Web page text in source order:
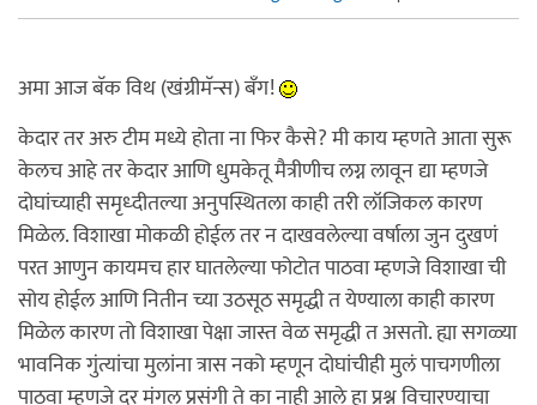
अमा आज बॅक विथ (खंग्रीमॅन्स) बॅंग!
केदार तर अरु टीम मध्ये होता ना फिर कैसे? मी काय म्हणते आता सुरू
केलच आहे तर केदार आणि धुमकेतू मैत्रीणीच लग्न लावून द्या म्हणजे
दोघांच्याही समृध्दीतल्या अनुपस्थितला काही तरी लॉजिकल कारण
मिळेल. विशाखा मोकळी होईल तर न दाखवलेल्या वर्षाला जुन दुखणं
परत आणुन कायमच हार घातलेल्या फोटोत पाठवा म्हणजे विशाखा ची
सोय होईल आणि नितीन च्या उठसूठ समृद्धी त येण्याला काही कारण
मिळेल कारण तो विशाखा पेक्षा जास्त वेळ समृद्धी त असतो. ह्या सगळ्या
भावनिक गुंत्यांचा मुलांना त्रास नको म्हणून दोघांचीही मुलं पाचगणीला
पाठवा म्हणजे दर मंगल प्रसंगी ते का नाही आले हा प्रश्न विचारण्याचा